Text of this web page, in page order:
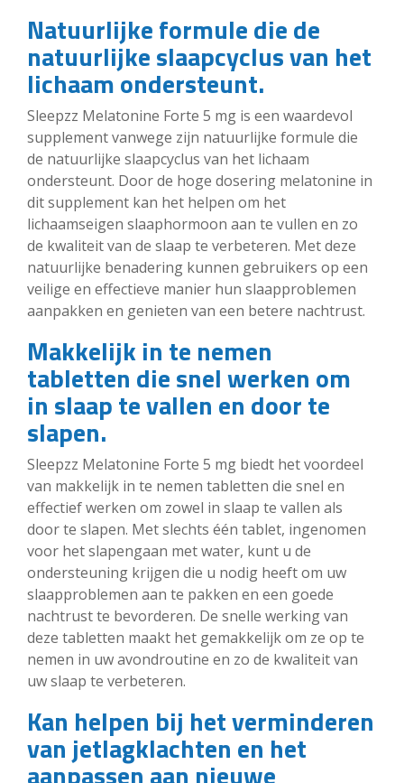
Natuurlijke formule die de
natuurlijke slaapcyclus van het
lichaam ondersteunt.
Sleepzz Melatonine Forte 5 mg is een waardevol
supplement vanwege zijn natuurlijke formule die
de natuurlijke slaapcyclus van het lichaam
ondersteunt. Door de hoge dosering melatonine in
dit supplement kan het helpen om het
lichaamseigen slaaphormoon aan te vullen en zo
de kwaliteit van de slaap te verbeteren. Met deze
natuurlijke benadering kunnen gebruikers op een
veilige en effectieve manier hun slaapproblemen
aanpakken en genieten van een betere nachtrust.
Makkelijk in te nemen
tabletten die snel werken om
in slaap te vallen en door te
slapen.
Sleepzz Melatonine Forte 5 mg biedt het voordeel
van makkelijk in te nemen tabletten die snel en
effectief werken om zowel in slaap te vallen als
door te slapen. Met slechts één tablet, ingenomen
voor het slapengaan met water, kunt u de
ondersteuning krijgen die u nodig heeft om uw
slaapproblemen aan te pakken en een goede
nachtrust te bevorderen. De snelle werking van
deze tabletten maakt het gemakkelijk om ze op te
nemen in uw avondroutine en zo de kwaliteit van
uw slaap te verbeteren.
Kan helpen bij het verminderen
van jetlagklachten en het
aanpassen aan nieuwe